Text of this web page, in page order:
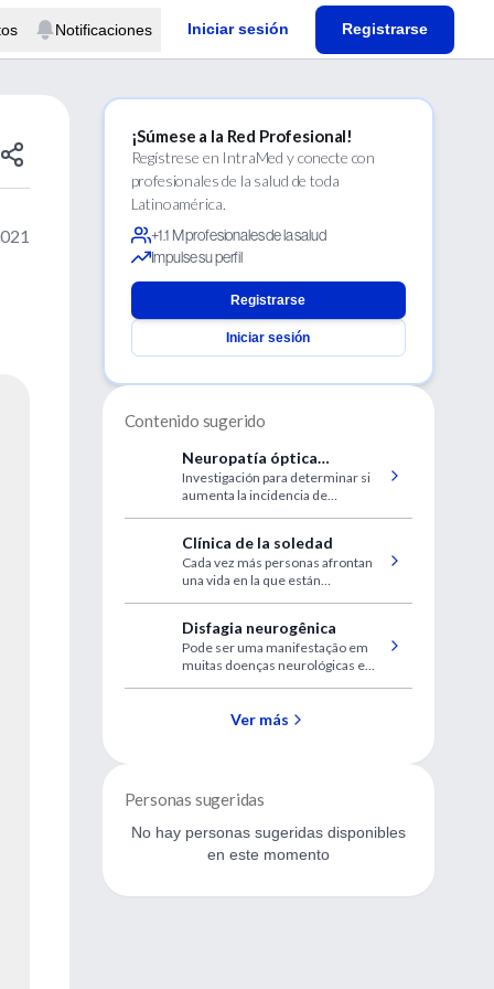
Notificaciones Iniciar sesión Registrarse
¡Súmese a la Red Profesional!
Regístrese en IntraMed y conecte con
profesionales de la salud de toda
Latinoamérica.
+1.1 M profesionales de la salud
Impulse su perfil
Registrarse
Iniciar sesión
Contenido sugerido
Neuropatía óptica
isquémica anterior no
arterítica
Investigación para determinar si
aumenta la incidencia de
pacientes recién diagnosticados
con apnea obstructiva del sueño,
en una población numerosa
Clínica de la soledad
Cada vez más personas afrontan
una vida en la que están
salud
Disfagia neurogênica
Pode ser uma manifestação em
muitas doenças neurológicas e
Ver más
Personas sugeridas
No hay personas sugeridas disponibles
en este momento